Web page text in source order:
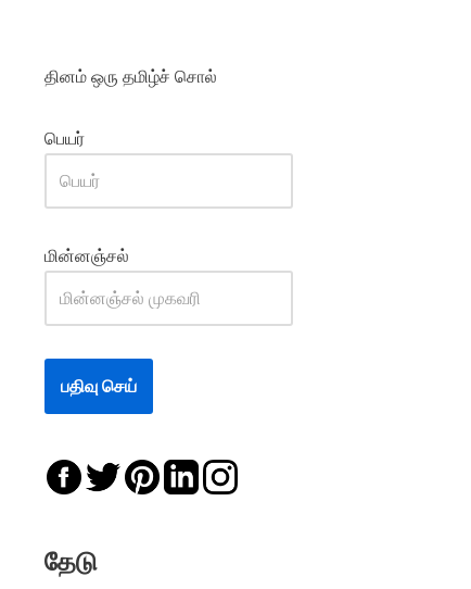
தினம் ஒரு தமிழ்ச் சொல்
பெயர்
மின்னஞ்சல்
தேடு